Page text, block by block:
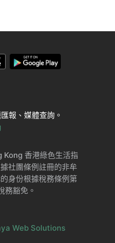
報、媒體查詢。
Kong 香港綠色生活指
社團條例註冊的非牟
身份根據稅務條例第
務豁免。
Web Solutions